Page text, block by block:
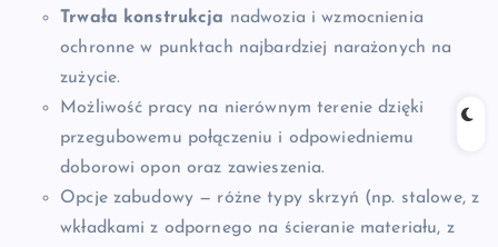
Trwała konstrukcja nadwozia i wzmocnienia
ochronne w punktach najbardziej narażonych na
zużycie.
Możliwość pracy na nierównym terenie dzięki
przegubowemu połączeniu i odpowiedniemu
doborowi opon oraz zawieszenia.
Opcje zabudowy — różne typy skrzyń (np. stalowe, z
wkładkami z odpornego na ścieranie materiału, z